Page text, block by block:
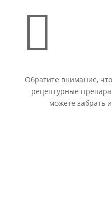

Обратите внимание,
рецептурные
можете забрать